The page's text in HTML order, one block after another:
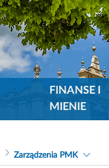
FINANSE I
MIENIE
Zarządzenia PMK